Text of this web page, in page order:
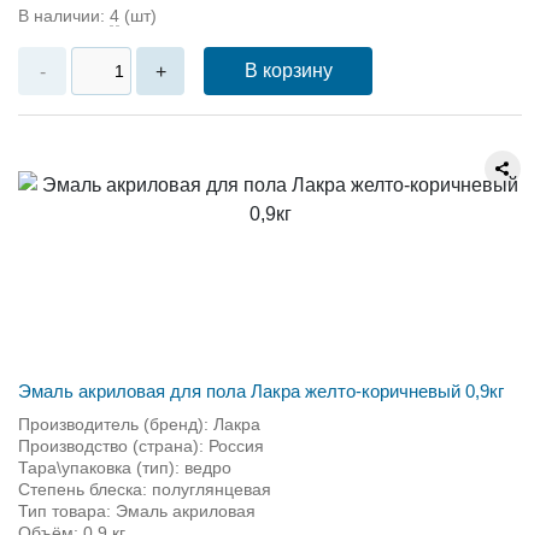
В наличии: 4 (шт)
- + В корзину
Эмаль акриловая для пола Лакра желто-коричневый 0,9кг
Производитель (бренд): Лакра
Производство (страна): Россия
Тара\упаковка (тип): ведро
Степень блеска: полуглянцевая
Тип товара: Эмаль акриловая